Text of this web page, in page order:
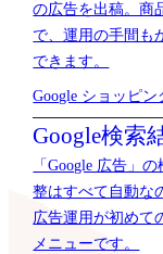
の広告を出稿。商
で、運用の手間も
できます。
Google ショッピン
Google検索
「Google 広告」
整はすべて自動な
広告運用が初めて
メニューです。